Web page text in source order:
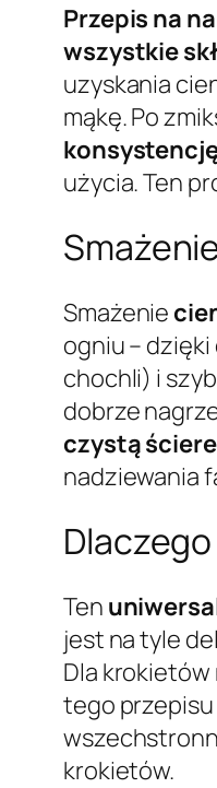
Przepis na
wszystkie
uzyskania
mąkę. Po
użycia. Ten
Smażenie
ogniu –
chochli) i
dobrze
czystą
nadziewania
Ten
jest na tyle
Dla
tego przepisu
krokietów.